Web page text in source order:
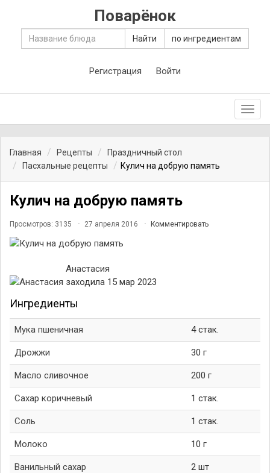
Поварёнок
Найти по ингредиентам
Регистрация Войти
Главная Рецепты
Праздничный стол
Пасхальные рецепты
Кулич на добрую память
Кулич на добрую память
Просмотров: 3135 27 апреля 2016 Комментировать
Анастасия
заходила 15 мар 2023
Ингредиенты
Мука пшеничная 4 стак.
Дрожжи 30 г
Масло сливочное 200 г
Сахар коричневый 1 стак.
Соль 1 стак.
Молоко 10 г
Ванильный сахар 2 шт